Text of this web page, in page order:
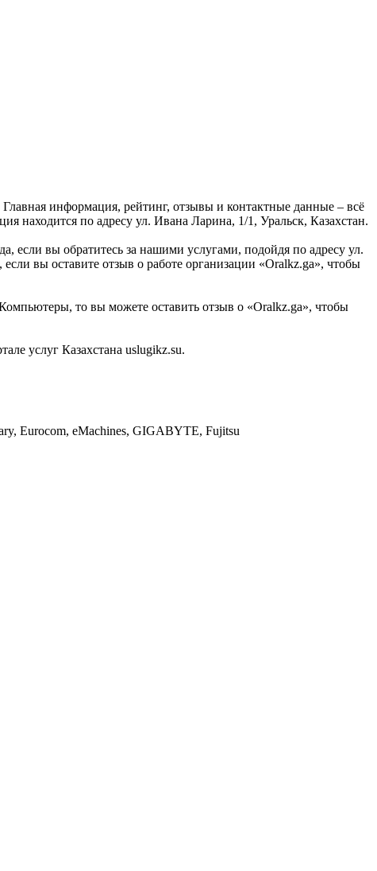
информация, рейтинг, отзывы и контактные данные – всё
находится по адресу ул. Ивана Ларина, 1/1, Уральск, Казахстан.
если вы обратитесь за нашими услугами, подойдя по адресу ул.
вы оставите отзыв о работе организации «Oralkz.ga», чтобы
то вы можете оставить отзыв о «Oralkz.ga», чтобы
услуг Казахстана uslugikz.su.
Eurocom, eMachines, GIGABYTE, Fujitsu